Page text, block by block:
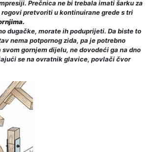
Prečnica ne bi trebala imati šarku za
pretvoriti u kontinuirane grede s tri
dugačke, morate ih poduprijeti. Da biste to
nema potpornog zida, pa je potrebno
gornjem dijelu, ne dovodeći ga na dno
se na ovratnik glavice, povlači čvor